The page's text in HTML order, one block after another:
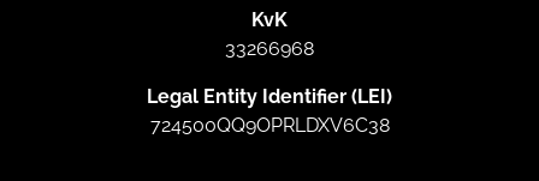
KvK
33266968
Legal Entity Identifier (LEI)
724500QQ9OPRLDXV6C38